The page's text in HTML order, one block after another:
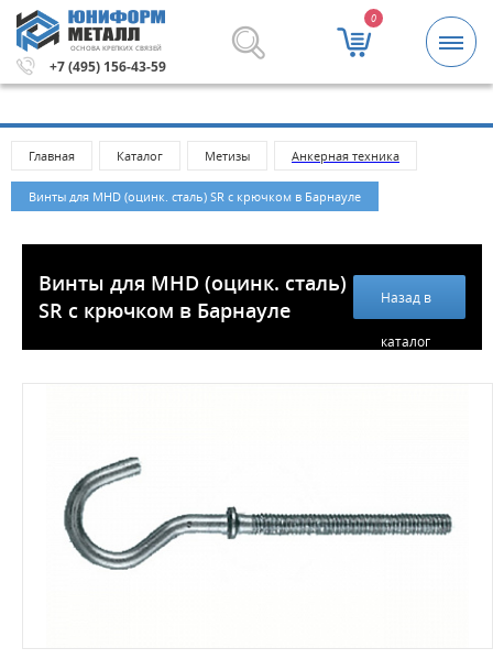
ОСНОВА КРЕПКИХ СВЯЗЕЙ
+7 (495) 156-43-59
0
рублей.Метизы и крепежные изделия оптом.
Главная Каталог Метизы Анкерная техника
Винты для MHD (оцинк. сталь) SR с крючком в Барнауле
Винты для MHD (оцинк. сталь)
SR с крючком в Барнауле
Назад в
каталог